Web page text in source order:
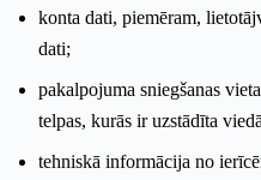
konta dati, piemēram,
dati;
pakalpojuma sniegšanas
telpas, kurās ir uzstādīta
tehniskā informācija no